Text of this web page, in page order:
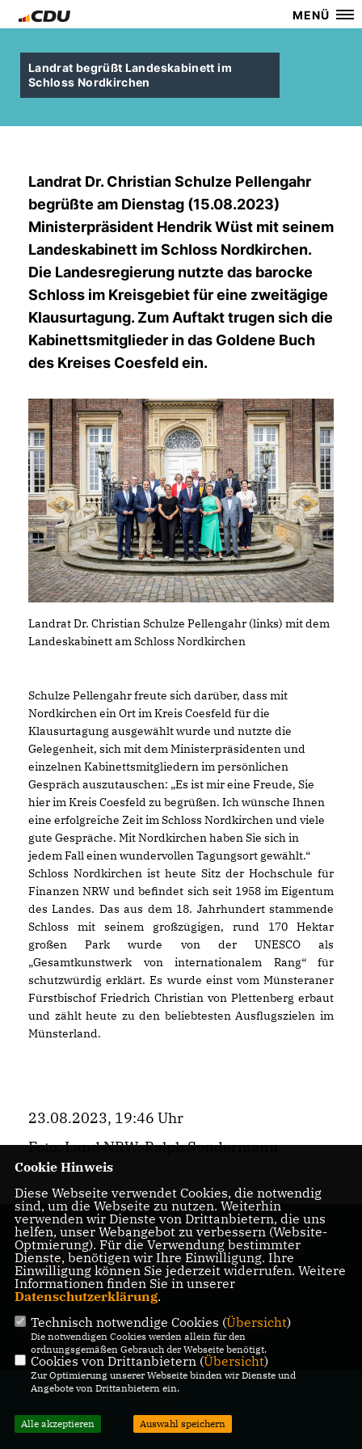
MENÜ
Landrat begrüßt Landeskabinett im
Schloss Nordkirchen
Landrat Dr. Christian Schulze Pellengahr
begrüßte am Dienstag (15.08.2023)
Ministerpräsident Hendrik Wüst mit seinem
Landeskabinett im Schloss Nordkirchen.
Die Landesregierung nutzte das barocke
Schloss im Kreisgebiet für eine zweitägige
Klausurtagung. Zum Auftakt trugen sich die
Kabinettsmitglieder in das Goldene Buch
des Kreises Coesfeld ein.
Landrat Dr. Christian Schulze Pellengahr (links) mit dem
Landeskabinett am Schloss Nordkirchen
Schulze Pellengahr freute sich darüber, dass mit
Nordkirchen ein Ort im Kreis Coesfeld für die
Klausurtagung ausgewählt wurde und nutzte die
Gelegenheit, sich mit dem Ministerpräsidenten und
einzelnen Kabinettsmitgliedern im persönlichen
Gespräch auszutauschen: „Es ist mir eine Freude, Sie
hier im Kreis Coesfeld zu begrüßen. Ich wünsche Ihnen
eine erfolgreiche Zeit im Schloss Nordkirchen und viele
gute Gespräche. Mit Nordkirchen haben Sie sich in
jedem Fall einen wundervollen Tagungsort gewählt.“
Schloss Nordkirchen ist heute Sitz der Hochschule für
Finanzen NRW und befindet sich seit 1958 im Eigentum
des Landes. Das aus dem 18. Jahrhundert stammende
Schloss mit seinem großzügigen, rund 170 Hektar
großen Park wurde von der UNESCO als
Gesamtkunstwerk von internationalem Rang“ für
schutzwürdig erklärt. Es wurde einst vom Münsteraner
Fürstbischof Friedrich Christian von Plettenberg erbaut
und zählt heute zu den beliebtesten Ausflugszielen im
Münsterland.
23.08.2023, 19:46 Uhr
Foto: Land NRW, Ralph Sondermann
Ihr Landrat für den
Kreis Coesfeld
IMPRESSUM DATENSCHUTZ KONTAKT
@2026 Dr. Christian Schulze
Alle Rechte vorbehalten.
Cookie Hinweis
Diese Webseite verwendet Cookies, die notwendig
sind, um die Webseite zu nutzen. Weiterhin
verwenden wir Dienste von Drittanbietern, die uns
helfen, unser Webangebot zu verbessern (Website-
Optmierung). Für die Verwendung bestimmter
Dienste, benötigen wir Ihre Einwilligung. Ihre
Einwilligung können Sie jederzeit widerrufen. Weitere
Informationen finden Sie in unserer
Datenschutzerklärung.
Technisch notwendige Cookies (Übersicht)
Die notwendigen Cookies werden allein für den
ordnungsgemäßen Gebrauch der Webseite benötigt.
Cookies von Drittanbietern (Übersicht)
Zur Optimierung unserer Webseite binden wir Dienste und
Angebote von Drittanbietern ein.
Alle akzeptieren Auswahl speichern